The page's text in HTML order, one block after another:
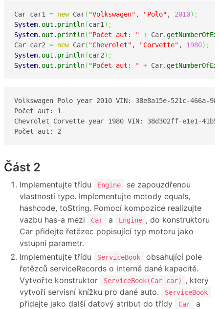
Car car1 = new Car( "Volkswagen" , "Polo" , 2010) ;
System. out . println(car1 ) ;
System. out . println( "Počet aut: " + Car.
Car car2 = new Car( "Chevrolet" , "Corvette" , 1980) ;
System. out . println(car2) ;
System. out . println( "Počet aut: " + Car.
Volkswagen Polo year 2010 VIN: 38e8a15e-521c-466a-
Počet aut: 1
Chevrolet Corvette year 1980 VIN: 38d302ff-e1e1-
Počet aut: 2
Část 2
Implementujte třídu Engine
se zapouzdřenou
vlastností type. Implementujte metody equals,
hashcode, toString. Pomocí kompozice realizujte
vazbu has-a mezi
Car a Engine , do konstruktoru
Car přidejte řetězec popisující typ motoru jako
vstupní parametr.
Implementujte třídu
ServiceBook
obsahující pole
řetězců serviceRecords o interně dané kapacitě.
Vytvořte konstruktor
ServiceBook(Car car)
, který
vytvoří servisní knížku pro dané auto.
ServiceBook
přidejte jako další datový atribut do třídy Car
a